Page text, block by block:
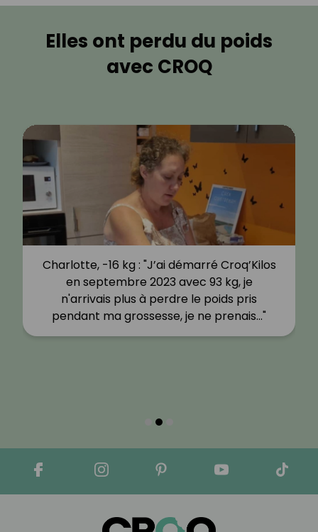
Elles ont perdu du poids
avec CROQ
Charlotte, -16 kg : "J’ai démarré Croq’Kilos
en septembre 2023 avec 93 kg, je
n'arrivais plus à perdre le poids pris
pendant ma grossesse, je ne prenais…"